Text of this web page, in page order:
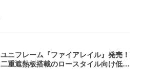
ユニフレーム『ファイアレイル』発売！
二重遮熱板搭載のロースタイル向け低型